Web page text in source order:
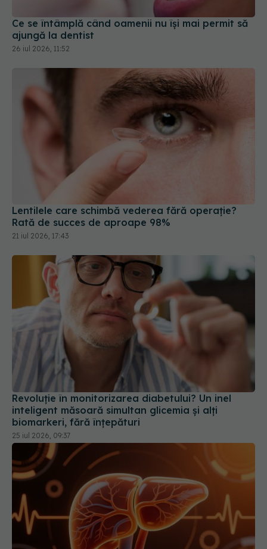
26 iul 2026, 11:52
Lentilele care schimbă vederea fără operație?
Rată de succes de aproape 98%
21 iul 2026, 17:43
Revoluție în monitorizarea diabetului? Un inel
inteligent măsoară simultan glicemia și alți
biomarkeri, fără înțepături
25 iul 2026, 09:37